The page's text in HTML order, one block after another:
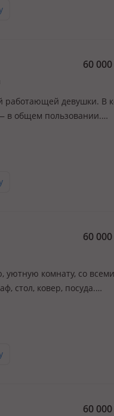
60 000
работающей девушки. В
в общем пользовании.
в личные сообщения или
60 000
уютную комнату, со всеми
стол, ковер, посуда.
60 000